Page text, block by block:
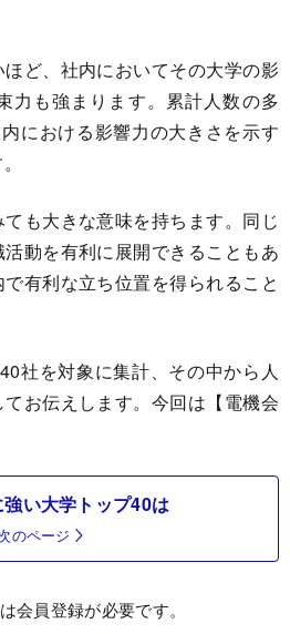
ど、社内においてその大学の影
力も強まります。累計人数の多
における影響力の大きさを示す
も大きな意味を持ちます。同じ
動を有利に展開できることもあ
有利な立ち位置を得られること
社を対象に集計、その中から人
お伝えします。今回は【電機会
い大学トップ40は
のページ
会員登録が必要です。